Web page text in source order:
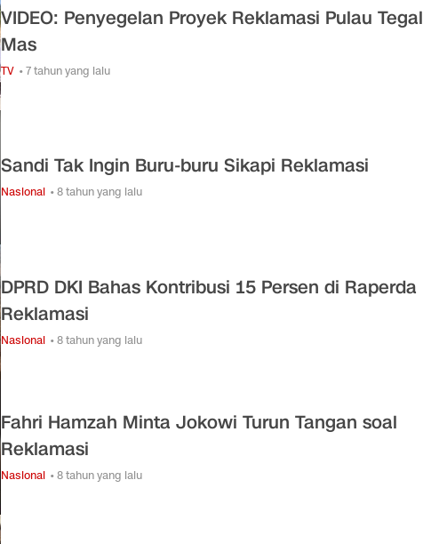
VIDEO: Penyegelan Proyek Reklamasi Pulau Tegal
Mas
TV • 7 tahun yang lalu
Sandi Tak Ingin Buru-buru Sikapi Reklamasi
Nasional • 8 tahun yang lalu
DPRD DKI Bahas Kontribusi 15 Persen di Raperda
Reklamasi
Nasional • 8 tahun yang lalu
Fahri Hamzah Minta Jokowi Turun Tangan soal
Reklamasi
Nasional • 8 tahun yang lalu